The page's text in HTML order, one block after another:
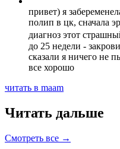
привет) я
полип в цк, сначала
диагноз этот
до 25 недели -
сказали я ничего не
все хорошо
читать в maam
Читать дальше
Смотреть все →